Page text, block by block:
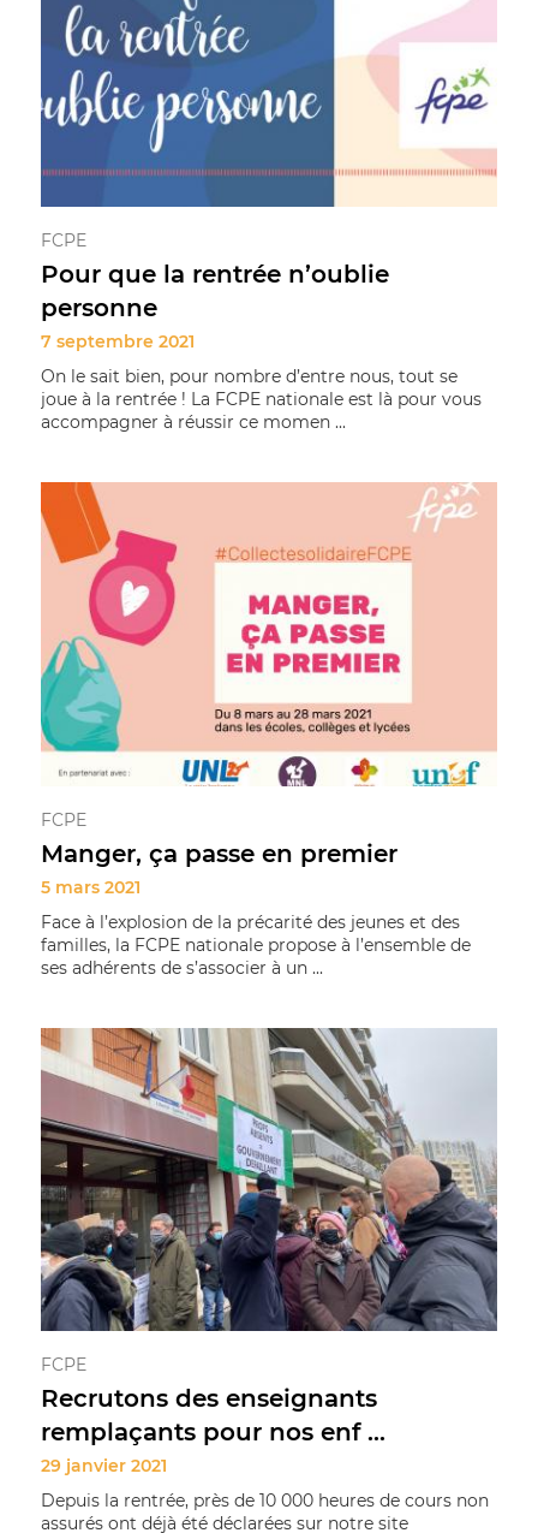
FCPE
Pour que la rentrée n’oublie
personne
7 septembre 2021
On le sait bien, pour nombre d’entre nous, tout se
joue à la rentrée ! La FCPE nationale est là pour vous
accompagner à réussir ce momen ...
FCPE
Manger, ça passe en premier
5 mars 2021
Face à l’explosion de la précarité des jeunes et des
familles, la FCPE nationale propose à l’ensemble de
ses adhérents de s’associer à un ...
FCPE
Recrutons des enseignants
remplaçants pour nos enf ...
29 janvier 2021
Depuis la rentrée, près de 10 000 heures de cours non
assurés ont déjà été déclarées sur notre site